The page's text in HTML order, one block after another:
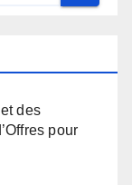
des
pour